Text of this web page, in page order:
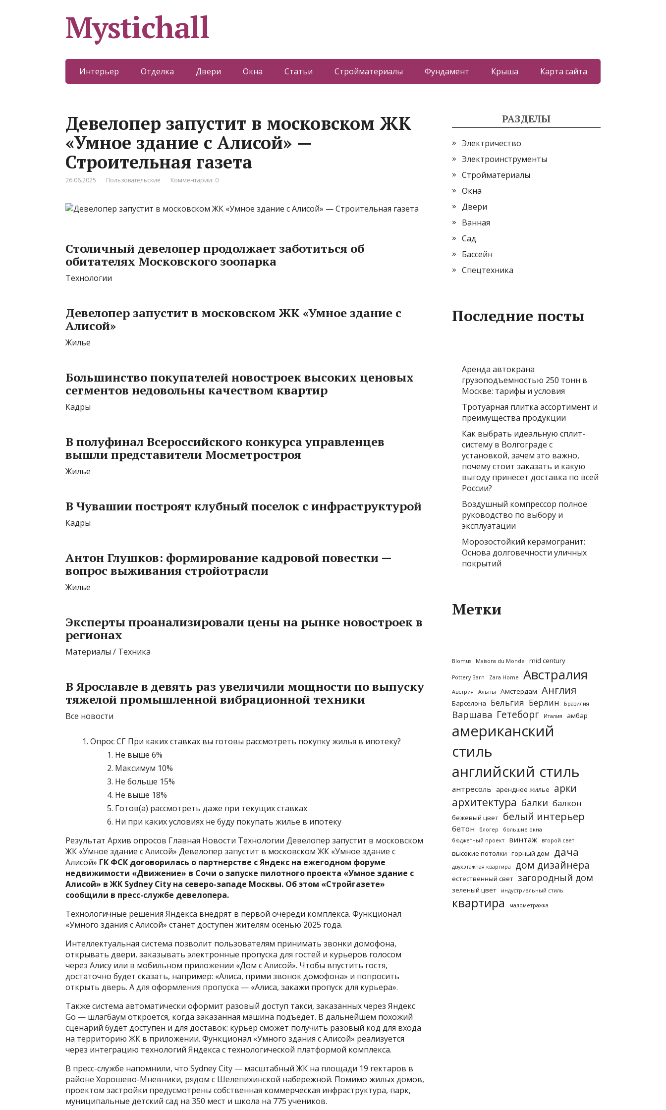
Mystichall
Интерьер Отделка Двери Окна Статьи Стройматериалы Фундамент Крыша Карта сайта
Девелопер запустит в московском ЖК
«Умное здание с Алисой» —
Строительная газета
26.06.2025 Пользовательские Комментарии: 0
Столичный девелопер продолжает заботиться об
обитателях Московского зоопарка
Технологии
Девелопер запустит в московском ЖК «Умное здание с
Алисой»
Жилье
Большинство покупателей новостроек высоких ценовых
сегментов недовольны качеством квартир
Кадры
В полуфинал Всероссийского конкурса управленцев
вышли представители Мосметростроя
Жилье
В Чувашии построят клубный поселок с инфраструктурой
Кадры
Антон Глушков: формирование кадровой повестки —
вопрос выживания стройотрасли
Жилье
Эксперты проанализировали цены на рынке новостроек в
регионах
Материалы / Техника
В Ярославле в девять раз увеличили мощности по выпуску
тяжелой промышленной вибрационной техники
Все новости
Опрос СГ При каких ставках вы готовы рассмотреть покупку жилья в ипотеку?
Не выше 6%
Максимум 10%
Не больше 15%
Не выше 18%
Готов(а) рассмотреть даже при текущих ставках
Ни при каких условиях не буду покупать жилье в ипотеку
Результат Архив опросов Главная Новости Технологии Девелопер запустит в московском
ЖК «Умное здание с Алисой» Девелопер запустит в московском ЖК «Умное здание с
Алисой» ГК ФСК договорилась о партнерстве с Яндекс на ежегодном форуме
недвижимости «Движение» в Сочи о запуске пилотного проекта «Умное здание с
Алисой» в ЖК Sydney City на северо-западе Москвы. Об этом «Стройгазете»
сообщили в пресс-службе девелопера.
Технологичные решения Яндекса внедрят в первой очереди комплекса. Функционал
«Умного здания с Алисой» станет доступен жителям осенью 2025 года.
Интеллектуальная система позволит пользователям принимать звонки домофона,
открывать двери, заказывать электронные пропуска для гостей и курьеров голосом
через Алису или в мобильном приложении «Дом с Алисой». Чтобы впустить гостя,
достаточно будет сказать, например: «Алиса, прими звонок домофона» и попросить
открыть дверь. А для оформления пропуска — «Алиса, закажи пропуск для курьера».
Также система автоматически оформит разовый доступ такси, заказанных через Яндекс
Go — шлагбаум откроется, когда заказанная машина подъедет. В дальнейшем похожий
сценарий будет доступен и для доставок: курьер сможет получить разовый код для входа
на территорию ЖК в приложении. Функционал «Умного здания с Алисой» реализуется
через интеграцию технологий Яндекса с технологической платформой комплекса.
В пресс-службе напомнили, что Sydney City — масштабный ЖК на площади 19 гектаров в
районе Хорошево-Мневники, рядом с Шелепихинской набережной. Помимо жилых домов,
проектом застройки предусмотрены собственная коммерческая инфраструктура, парк,
муниципальные детский сад на 350 мест и школа на 775 учеников.
РАЗДЕЛЫ
Электричество
Электроинструменты
Стройматериалы
Окна
Двери
Ванная
Сад
Бассейн
Спецтехника
Последние посты
Аренда автокрана
грузоподъемностью 250 тонн в
Москве: тарифы и условия
Тротуарная плитка ассортимент и
преимущества продукции
Как выбрать идеальную сплит-
систему в Волгограде с
установкой, зачем это важно,
почему стоит заказать и какую
выгоду принесет доставка по всей
России?
Воздушный компрессор полное
руководство по выбору и
эксплуатации
Морозостойкий керамогранит:
Основа долговечности уличных
покрытий
Метки
Blomus Maisons du Monde mid century
Pottery Barn Zara Home Австралия
Австрия Альпы Амстердам Англия
Барселона Бельгия Берлин Бразилия
Варшава Гетеборг Италия амбар
американский
стиль
английский стиль
антресоль арендное жилье арки
архитектура балки балкон
бежевый цвет белый интерьер
бетон блогер
большие окна
бюджетный проект
винтаж второй свет
высокие потолки горный дом дача
двухэтажная квартира дом дизайнера
естественный свет загородный дом
зеленый цвет индустриальный стиль
квартира малометражка